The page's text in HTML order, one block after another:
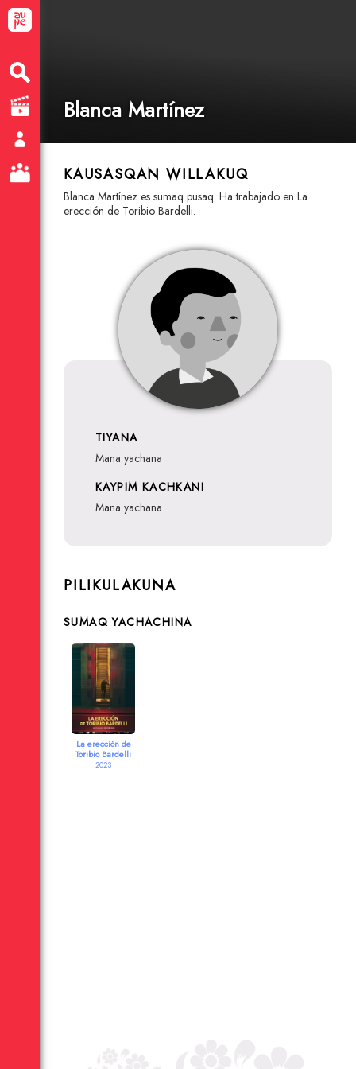
Blanca Martínez
KAUSASQAN WILLAKUQ
Blanca Martínez es sumaq pusaq. Ha trabajado en La
erección de Toribio Bardelli.
TIYANA
mana yachana
KAYPIM KACHKANI
mana yachana
PILIKULAKUNA
SUMAQ YACHACHINA
La erección de
Toribio Bardelli
2023